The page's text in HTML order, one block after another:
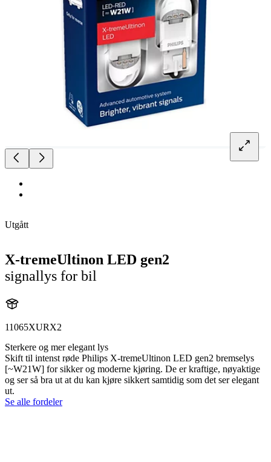
Utgått
X-tremeUltinon LED gen2
signallys for bil
11065XURX2
Sterkere og mer elegant lys
Skift til intenst røde Philips X-tremeUltinon LED gen2 bremselys
[~W21W] for sikker og moderne kjøring. De er kraftige, nøyaktige
og ser så bra ut at du kan kjøre sikkert samtidig som det ser elegant
ut.
Se alle fordeler